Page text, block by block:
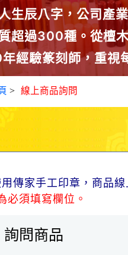
生辰八字，公司產
超過300種。從檀
經驗篆刻師，重視
> 線上商品詢問
傳家手工印章，商品
必須填寫欄位。
詢問商品